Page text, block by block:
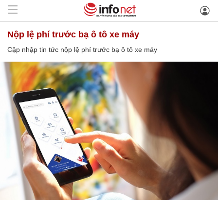
nộp lệ phí trước bạ ô tô xe máy
Cập nhập tin tức nộp lệ phí trước bạ ô tô xe máy